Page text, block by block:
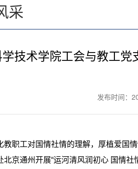
采
技术学院工会与教工党
发布时间：
教职工对国情社情的理解，厚植爱国情
北京通州开展“运河清风润初心 国情社